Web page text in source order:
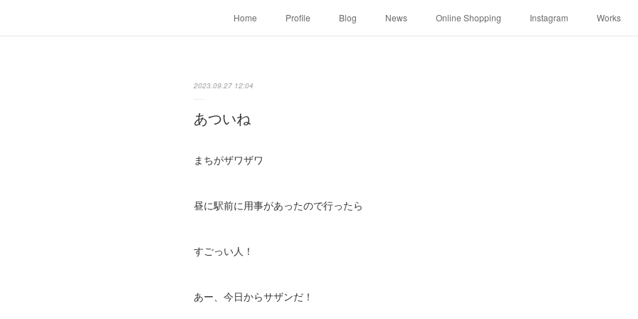
Home Profile Blog News Online Shopping Instagram Works
2023.09.27 12:04
あついね
まちがザワザワ
昼に駅前に用事があったので行ったら
すごっい人！
あー、今日からサザンだ！